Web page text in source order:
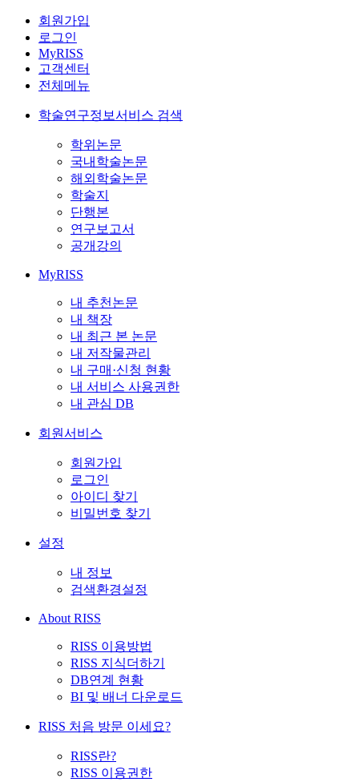
회원가입
로그인
MyRISS
고객센터
전체메뉴
학술연구정보서비스 검색
학위논문
국내학술논문
해외학술논문
학술지
단행본
연구보고서
공개강의
MyRISS
내 추천논문
내 책장
내 최근 본 논문
내 저작물관리
내 구매·신청 현황
내 서비스 사용권한
내 관심 DB
회원서비스
회원가입
로그인
아이디 찾기
비밀번호 찾기
설정
내 정보
검색환경설정
About RISS
RISS 이용방법
RISS 지식더하기
DB연계 현황
BI 및 배너 다운로드
RISS 처음 방문 이세요?
RISS란?
RISS 이용권한